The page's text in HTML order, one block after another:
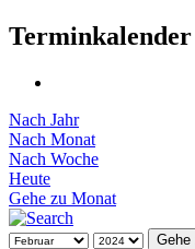
Terminkalender
Nach Jahr
Nach Monat
Nach Woche
Heute
Gehe zu Monat
Gehe